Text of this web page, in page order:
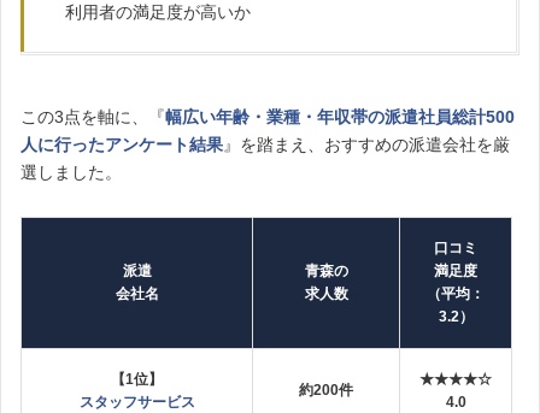
利用者の満足度が高いか
この3点を軸に、『幅広い年齢・業種・年収帯の派遣社員総計500
人に行ったアンケート結果』を踏まえ、おすすめの派遣会社を厳
選しました。
派遣
会社名
青森の
求人数
口コミ
満足度
（平均：
3.2）
【1位】
スタッフサービス
約200件
★★★★☆
4.0